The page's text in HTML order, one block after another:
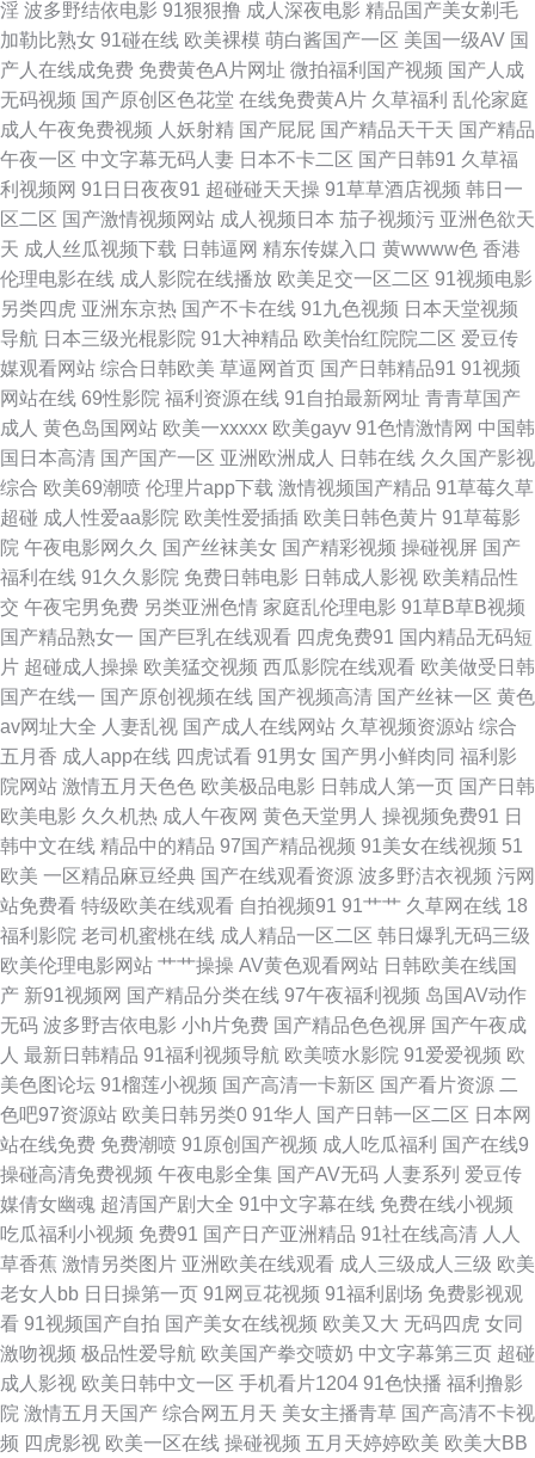
资源网 国产精品一区一区 尤物视频网址 黑料资源总站 影音先锋一区资源av
久草久草热资源 91观看链接 美女足交网站 91看操片 久久看久久做 91撸啊
撸欧洲 久久伊人av一起 91情爱网址 欧美性爱原创第一页 97资源站人妻 丝
瓜av 草草豆花社区 夜色网址 福利影院啪啪啪AV 亚洲Av无吗观看 成人五级
片论理 中文字幕人妻有码在线 久久超碰成人 91青椒草莓蜜桃 欧美日韩第一
色 91在线播放免费视频 熟女91九色 不卡视频一下 夜夜撸亚洲東熱 久久视网
91 91视频在线观看视频 日本二三二区精品专区 豆花9I网在线看 伊人福利导
航 国产精品综合网 91传媒熊猫 久肏肏肏 AV管网 四虎黄色片 成人AU网站在
线观看 香蕉国产 国产91原创视频综合 91操操操 久久精品欧美麻豆 91久久
蝌蚪视频 欧美sss 操插日午夜AV影院 亚州九十一区 国产精品久久中文字
91tv网在线观看 老司机av管乐 91茄子成品传媒 欧美操屄精品一区 91丝袜影
片免费 日韩黄址 www成人在线 微拍福利视频午夜精品 国产91在线资源 91
黄蜜桃 玖玖热老司机 91免费视频论坛 欧美视频123 91香蕉在线网站 三级黄
免费观看 超碰AV岛国热 亚洲美女91网站 国产白拍不卡c 91福利微拍 人妻视
频一区二区三区 AV资源导航大全 亚州麻豆91av 九九视频2国 91噜在线观看
男人天堂色色av 91性感视频在线观看 五月天成人网 国产福利91av 91官页
网 蜜桃福利网 91秀秀 天堂AB片 国产丝袜91 91黑料在线 欧美色图麻豆传媒
91在线视频网站总站 午夜免费福利视频 狠狠俺去也 91国欲 免费人妻精品
91五区 日韩在线色图观看 成人超碰 亚洲衣衣在线视频精品 精品免费电影伦
理 黄色片免费在线观看 亚洲天堂视频网站 91晚间福利社 深夜福利一区 东方
AV正在进入 影音先锋中文字幕资源 久久视久久 91网站免费在线观看 亚韩
TV视频 激情丁香社区 久久蜜桃麻豆 91色狼老熟女 日韩论理 成人香蕉tv网站
91叉叉 人妖日人妖 www99热色 夜夜骑家庭影院 久久偷拍 老司机视频导航
网站 91在线色色 婷婷丁香花一区 国产传媒视频在线看 91大神福利视频网 青
青草TV av人人摸人人摸 91草网站 欧美乱大交做爰性AV 超碰人妻在线91
淫 波多野结依电影 91狠狠撸 成人深夜电影 精品国产美女剃毛
加勒比熟女 91碰在线 欧美裸模 萌白酱国产一区 美国一级AV 国
产人在线成免费 免费黄色A片网址 微拍福利国产视频 国产人成
无码视频 国产原创区色花堂 在线免费黄A片 久草福利 乱伦家庭
成人午夜免费视频 人妖射精 国产屁屁 国产精品天干天 国产精品
午夜一区 中文字幕无码人妻 日本不卡二区 国产日韩91 久草福
利视频网 91日日夜夜91 超碰碰天天操 91草草酒店视频 韩日一
区二区 国产激情视频网站 成人视频日本 茄子视频污 亚洲色欲天
天 成人丝瓜视频下载 日韩逼网 精东传媒入口 黄wwww色 香港
伦理电影在线 成人影院在线播放 欧美足交一区二区 91视频电影
另类四虎 亚洲东京热 国产不卡在线 91九色视频 日本天堂视频
导航 日本三级光棍影院 91大神精品 欧美怡红院院二区 爱豆传
媒观看网站 综合日韩欧美 草逼网首页 国产日韩精品91 91视频
网站在线 69性影院 福利资源在线 91自拍最新网址 青青草国产
成人 黄色岛国网站 欧美一xxxxx 欧美gayv 91色情激情网 中国韩
国日本高清 国产国产一区 亚洲欧洲成人 日韩在线 久久国产影视
综合 欧美69潮喷 伦理片app下载 激情视频国产精品 91草莓久草
超碰 成人性爱aa影院 欧美性爱插插 欧美日韩色黄片 91草莓影
院 午夜电影网久久 国产丝袜美女 国产精彩视频 操碰视屏 国产
福利在线 91久久影院 免费日韩电影 日韩成人影视 欧美精品性
交 午夜宅男免费 另类亚洲色情 家庭乱伦理电影 91草B草B视频
国产精品熟女一 国产巨乳在线观看 四虎免费91 国内精品无码短
片 超碰成人操操 欧美猛交视频 西瓜影院在线观看 欧美做受日韩
国产在线一 国产原创视频在线 国产视频高清 国产丝袜一区 黄色
av网址大全 人妻乱视 国产成人在线网站 久草视频资源站 综合
五月香 成人app在线 四虎试看 91男女 国产男小鲜肉同 福利影
院网站 激情五月天色色 欧美极品电影 日韩成人第一页 国产日韩
欧美电影 久久机热 成人午夜网 黄色天堂男人 操视频免费91 日
韩中文在线 精品中的精品 97国产精品视频 91美女在线视频 51
欧美 一区精品麻豆经典 国产在线观看资源 波多野洁衣视频 污网
站免费看 特级欧美在线观看 自拍视频91 91艹艹 久草网在线 18
福利影院 老司机蜜桃在线 成人精品一区二区 韩日爆乳无码三级
欧美伦理电影网站 艹艹操操 AV黄色观看网站 日韩欧美在线国
产 新91视频网 国产精品分类在线 97午夜福利视频 岛国AV动作
无码 波多野吉依电影 小h片免费 国产精品色色视屏 国产午夜成
人 最新日韩精品 91福利视频导航 欧美喷水影院 91爱爱视频 欧
美色图论坛 91榴莲小视频 国产高清一卡新区 国产看片资源 二
色吧97资源站 欧美日韩另类0 91华人 国产日韩一区二区 日本网
站在线免费 免费潮喷 91原创国产视频 成人吃瓜福利 国产在线9
操碰高清免费视频 午夜电影全集 国产AV无码 人妻系列 爱豆传
媒倩女幽魂 超清国产剧大全 91中文字幕在线 免费在线小视频
吃瓜福利小视频 免费91 国产日产亚洲精品 91社在线高清 人人
草香蕉 激情另类图片 亚洲欧美在线观看 成人三级成人三级 欧美
老女人bb 日日操第一页 91网豆花视频 91福利剧场 免费影视观
看 91视频国产自拍 国产美女在线视频 欧美又大 无码四虎 女同
激吻视频 极品性爱导航 欧美国产拳交喷奶 中文字幕第三页 超碰
成人影视 欧美日韩中文一区 手机看片1204 91色快播 福利撸影
院 激情五月天国产 综合网五月天 美女主播青草 国产高清不卡视
频 四虎影视 欧美一区在线 操碰视频 五月天婷婷欧美 欧美大BB